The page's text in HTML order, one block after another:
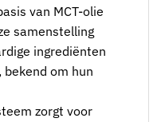
van MCT-olie
samenstelling
ingrediënten
bekend om hun
zorgt voor